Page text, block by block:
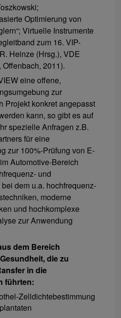
Optimierung von
Virtuelle Instrumente
zum 16. VIP-
Heinze (Hrsg.), VDE
2011).
eine offene,
zur
Projekt konkret angepasst
kann, so gibt es auf
spezielle Anfragen z.B.
für eine
zur 100%-Prüfung von E-
Automotive-Bereich
und
dem u.a. hochfrequenz-
moderne
und hochkomplexe
zur Anwendung
dem Bereich
die zu
in die
führten:
Zelldichtebestimmung